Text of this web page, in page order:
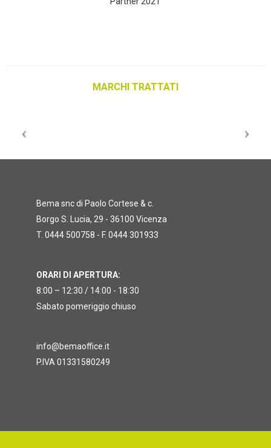
MARCHI TRATTATI
Bema snc di Paolo Cortese & c.
Borgo S. Lucia, 29 - 36100 Vicenza
T. 0444 500758 - F. 0444 301933
ORARI DI APERTURA:
8:00 – 12:30 / 14:00 - 18:30
Sabato pomeriggio chiuso
info@bemaoffice.it
P.IVA 01331580249